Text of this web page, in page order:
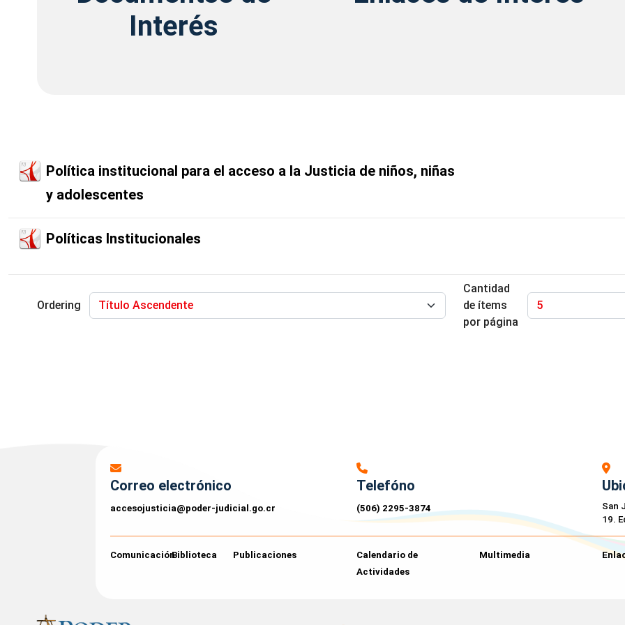
Interés
Política institucional para el acceso a la Justicia de niños, niñas
y adolescentes
Políticas Institucionales
Ordering
Cantidad
de ítems
por página
Correo electrónico
accesojusticia@poder-judicial.go.cr
Telefóno
(506) 2295-3874
San
19.
ComunicaciónBiblioteca Publicaciones
Calendario de
Actividades
Multimedia